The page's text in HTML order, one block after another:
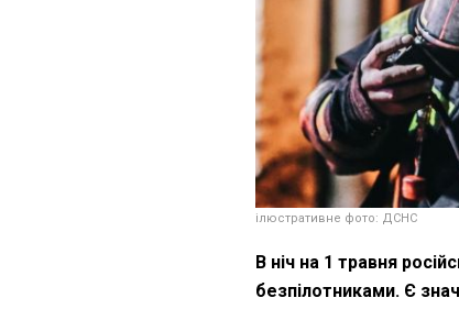
ілюстративне фото: ДСНС
В ніч на 1 травня
безпілотниками. Є